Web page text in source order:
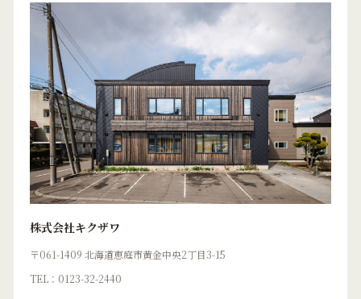
株式会社キクザワ
〒061-1409 北海道恵庭市黄金中央2丁目3-15
TEL：0123-32-2440